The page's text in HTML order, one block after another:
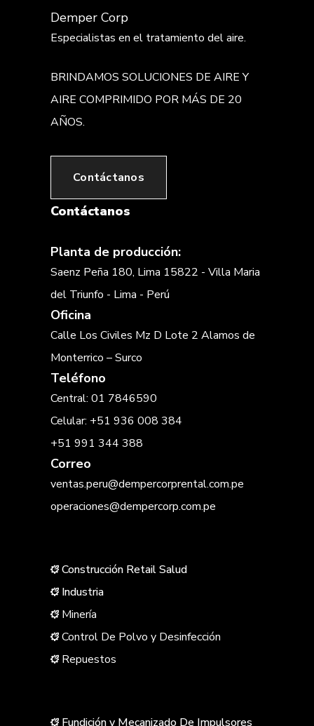
Demper Corp
Especialistas en el tratamiento del aire.
BRINDAMOS SOLUCIONES DE AIRE Y
AIRE COMPRIMIDO POR MÁS DE 20
AÑOS.
Contáctanos
Contáctanos
Planta de producción:
Saenz Peña 180, Lima 15822 - Villa Maria
del Triunfo - Lima - Perú
Oficina
Calle Los Civiles Mz D Lote 2 Alamos de
Monterrico – Surco
Teléfono
Central: 01 7846590
Celular: +51 936 008 384
+51 991 344 388
Correo
ventas.peru@dempercorprental.com.pe
operaciones@dempercorp.com.pe
Construcción Retail Salud
Industria
Minería
Control De Polvo y Desinfección
Repuestos
Fundición y Mecanizado De Impulsores